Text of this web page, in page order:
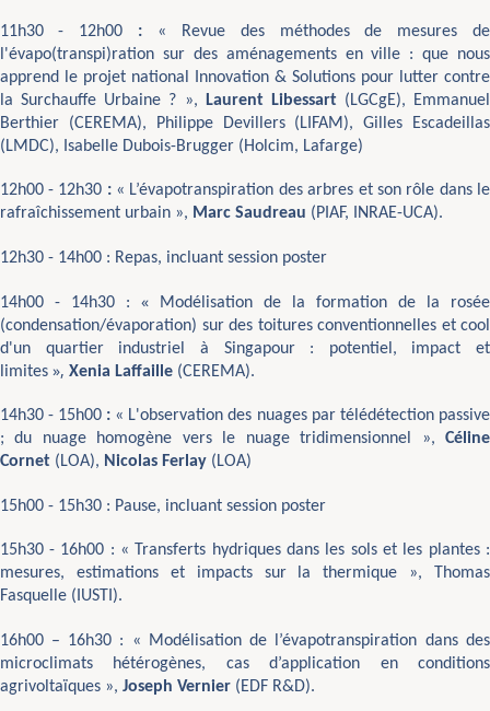
11h30 - 12h00 : «
Revue des méthodes de mesures de
l'évapo(transpi)ration sur des aménagements en ville : que nous
apprend le projet national Innovation & Solutions pour lutter contre
la Surchauffe Urbaine ? »,
Laurent Libessart(LGCgE), Emmanuel
Berthier (CEREMA), Philippe Devillers (LIFAM), Gilles Escadeillas
(LMDC), Isabelle Dubois-Brugger (Holcim, Lafarge)
12h00 - 12h30 : « L’évapotranspiration des arbres et son rôle dans le
rafraîchissement urbain », Marc Saudreau (PIAF, INRAE-UCA).
12h30 - 14h00 : Repas, incluant session poster
14h00 - 14h30 : «
Modélisation de la formation de la rosée
(condensation/évaporation) sur des toitures conventionnelles et cool
d'un quartier industriel à Singapour : potentiel, impact et
limites », Xenia Laffaille (CEREMA).
14h30 - 15h00 : « L'observation des nuages par télédétection passive
; du nuage homogène vers le nuage tridimensionnel
»,Céline
Cornet (LOA), Nicolas Ferlay (LOA)
15h00 - 15h30 : Pause, incluant session poster
15h30 - 16h00 : «
Transferts hydriques dans les sols et les plantes :
mesures, estimations et impacts sur la thermique
», Thomas
Fasquelle (IUSTI).
16h00 – 16h30 : «
Modélisation de l’évapotranspiration dans des
microclimats hétérogènes, cas d’application en conditions
agrivoltaïques », Joseph Vernier (EDF R&D).